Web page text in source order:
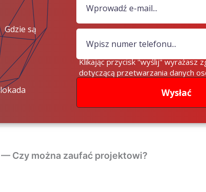
Gdzie są
pieniądze?
Wysłać
Klikając przycisk "wyślij" wyrażasz
dotyczącą przetwarzania danych
Czy można zaufać projektowi?